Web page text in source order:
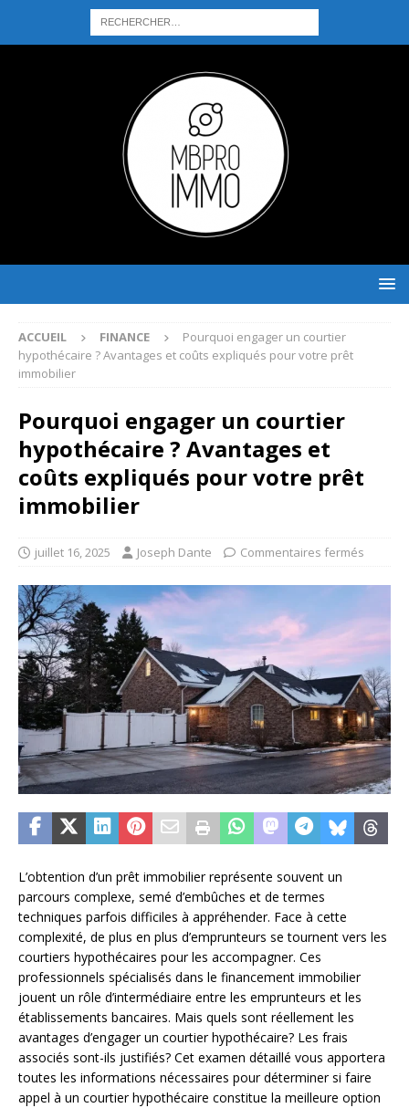
ACCUEIL FINANCE
Pourquoi engager un courtier
hypothécaire ? Avantages et coûts expliqués pour votre prêt
immobilier
Pourquoi engager un courtier
hypothécaire ? Avantages et
coûts expliqués pour votre prêt
immobilier
juillet 16, 2025 Joseph Dante Commentaires fermés
L’obtention d’un prêt immobilier représente souvent un
parcours complexe, semé d’embûches et de termes
techniques parfois difficiles à appréhender. Face à cette
complexité, de plus en plus d’emprunteurs se tournent vers les
courtiers hypothécaires pour les accompagner. Ces
professionnels spécialisés dans le financement immobilier
jouent un rôle d’intermédiaire entre les emprunteurs et les
établissements bancaires. Mais quels sont réellement les
avantages d’engager un courtier hypothécaire? Les frais
associés sont-ils justifiés? Cet examen détaillé vous apportera
toutes les informations nécessaires pour déterminer si faire
appel à un courtier hypothécaire constitue la meilleure option